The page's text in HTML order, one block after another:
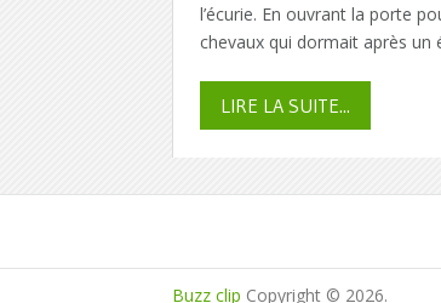
l’écurie. En ouvrant la porte
chevaux qui dormait après
LIRE LA SUITE...
Buzz clip Copyright © 2026.